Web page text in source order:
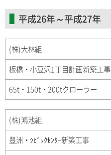
平成26年～平成27年
(株)大林組
板橋・小豆沢1丁目計画新築工事
65t・150t・200tクローラー
(株)鴻池組
豊洲・ｼﾋﾞｯｸｾﾝﾀｰ新築工事